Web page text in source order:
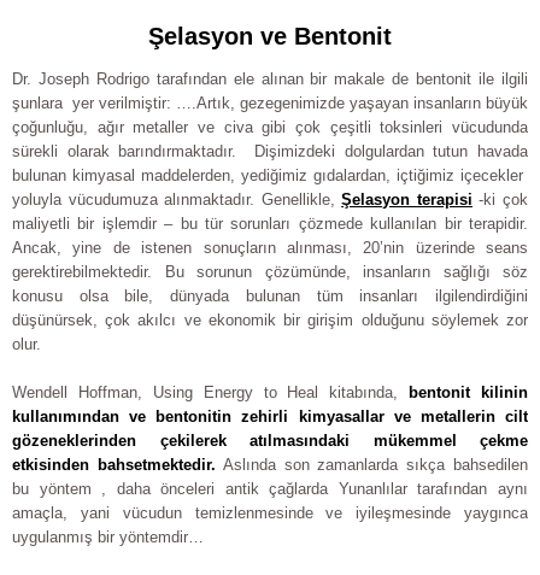
Şelasyon ve Bentonit
Dr. Joseph Rodrigo tarafından ele alınan bir makale de bentonit ile ilgili
şunlara yer verilmiştir: ….Artık, gezegenimizde yaşayan insanların büyük
çoğunluğu, ağır metaller ve civa gibi çok çeşitli toksinleri vücudunda
sürekli olarak barındırmaktadır. Dişimizdeki dolgulardan tutun havada
bulunan kimyasal maddelerden, yediğimiz gıdalardan, içtiğimiz içecekler
yoluyla vücudumuza alınmaktadır. Genellikle,Şelasyon terapisi -ki çok
maliyetli bir işlemdir – bu tür sorunları çözmede kullanılan bir terapidir.
Ancak, yine de istenen sonuçların alınması, 20’nin üzerinde seans
gerektirebilmektedir. Bu sorunun çözümünde, insanların sağlığı söz
konusu olsa bile, dünyada bulunan tüm insanları ilgilendirdiğini
düşünürsek, çok akılcı ve ekonomik bir girişim olduğunu söylemek zor
olur.
Wendell Hoffman, Using Energy to Heal kitabında,
bentonit kilinin
kullanımından ve bentonitin zehirli kimyasallar ve metallerin cilt
gözeneklerinden çekilerek atılmasındaki mükemmel çekme
etkisinden bahsetmektedir. Aslında son zamanlarda sıkça bahsedilen
bu yöntem , daha önceleri antik çağlarda Yunanlılar tarafından aynı
amaçla, yani vücudun temizlenmesinde ve iyileşmesinde yaygınca
uygulanmış bir yöntemdir…